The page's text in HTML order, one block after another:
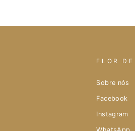
FLOR
Sobre nós
Facebook
Instagram